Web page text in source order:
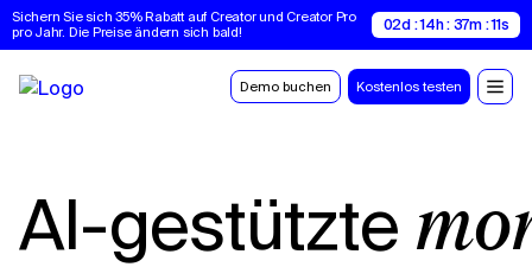
Sichern Sie sich 35% Rabatt auf Creator und Creator Pro
pro Jahr. Die Preise ändern sich bald!
02d : 14h : 37m : 10s
Demo buchen Kostenlos testen
AI-gestützte